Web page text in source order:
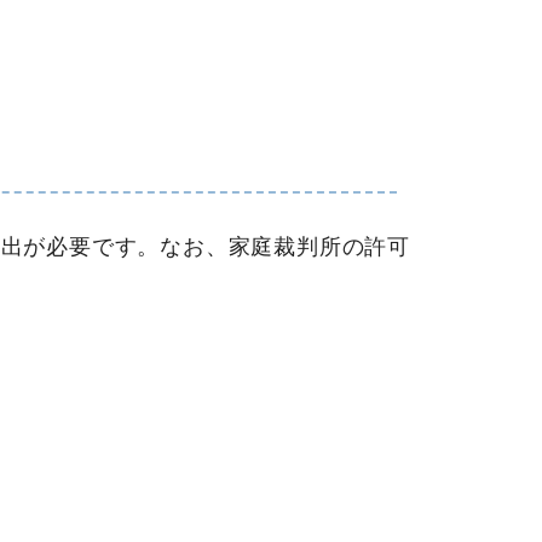
が必要です。なお、家庭裁判所の許可